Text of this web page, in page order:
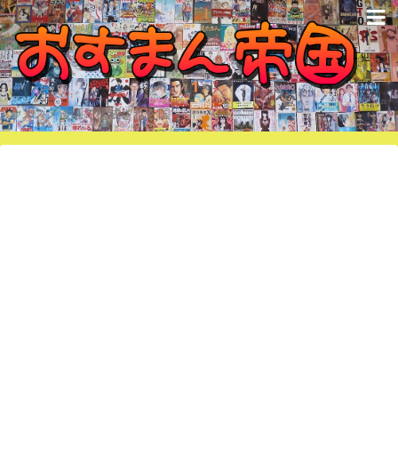
オススメ漫画で構成された国